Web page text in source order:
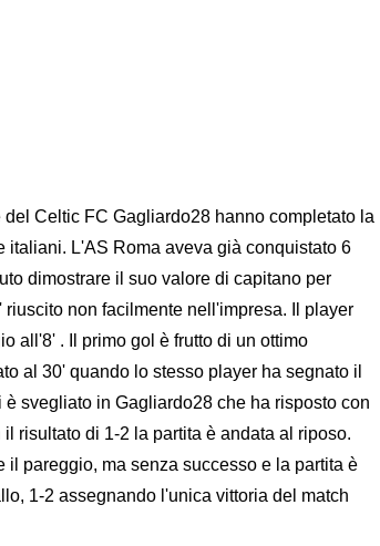
Celtic FC Gagliardo28 hanno completato la
italiani. L'AS Roma aveva già conquistato 6
dimostrare il suo valore di capitano per
non facilmente nell'impresa. Il player
all'8' . Il primo gol è frutto di un ottimo
al 30' quando lo stesso player ha segnato il
svegliato in Gagliardo28 che ha risposto con
risultato di 1-2 la partita è andata al riposo.
pareggio, ma senza successo e la partita è
1-2 assegnando l'unica vittoria del match